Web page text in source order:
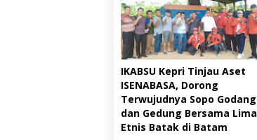
IKABSU Kepri Tinjau Aset
ISENABASA, Dorong
Terwujudnya Sopo Godang
dan Gedung Bersama Lima
Etnis Batak di Batam ‎